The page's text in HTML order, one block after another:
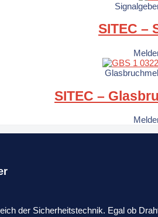
SITEC –
SITEC –
der Sicherheitstechnik. Egal ob